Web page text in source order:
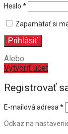
Heslo *Povinné
Zapamätať si
Prihlásiť
Alebo
Vytvoriť účet
Registrovať
E-mailová adresa *
Odkaz na